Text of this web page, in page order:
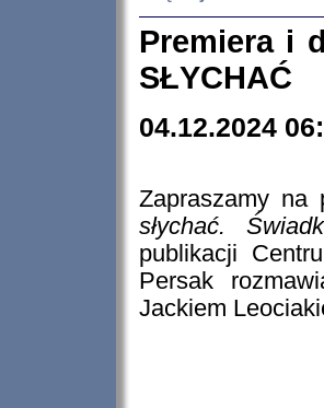
Premiera i
SŁYCHAĆ
04.12.2024
Zapraszamy
słychać.
publikacji
Persak
Jackiem